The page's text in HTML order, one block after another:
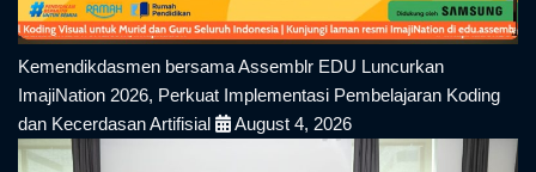
Kemendikdasmen bersama Assemblr EDU Luncurkan
ImajiNation 2026, Perkuat Implementasi Pembelajaran Koding
dan Kecerdasan Artifisial
August 4, 2026